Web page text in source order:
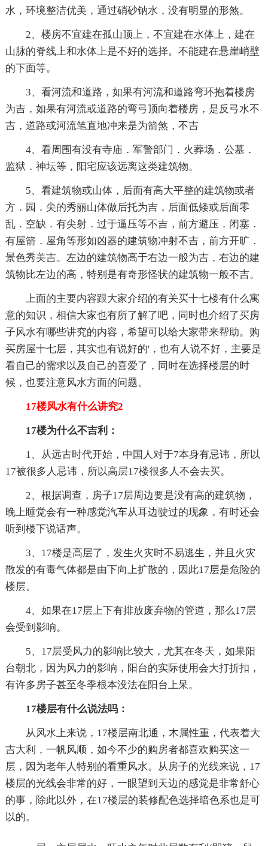
水，环境整洁优美，通过硝砂钠水，没有明显的形煞。
2、楼房不宜建在孤山顶上，不宜建在水体上，建在
山脉的脊线上和水体上是不好的选择。不能建在悬崖峭壁
的下面等。
3、看河流和道路，如果有河流和道路弯环抱着楼房
为吉，如果有河流或道路的弯弓顶向着楼房，是反弓水不
吉，道路或河流笔直地冲来是为箭煞，不吉
4、看周围有没有寺庙．军警部门．火葬场．公墓．
监狱．神坛等，阳宅应该远离这类建筑物。
5、看建筑物或山体，后面有高大平整的建筑物或者
方．园．尖的秀丽山体做后托为吉，后面低矮或后面零
乱．空缺．有尖射．过于逼压等不吉，前方避压．闭塞．
有屋箭．屋角等形如凶器的建筑物冲射不吉，前方开旷．
景色秀美吉。左边的建筑物高于右边一般为吉，右边的建
筑物比左边的高，特别是有奇形怪状的建筑物一般不吉。
上面的主要内容跟大家介绍的有关买十七楼有什么寓
意的知识，相信大家也有所了解了吧，同时也介绍了买房
子风水有哪些讲究的内容，希望可以给大家带来帮助。购
买房屋十七层，其实也有说好的'，也有人说不好，主要是
看自己的需求以及自己的喜爱了，同时在选择楼层的时
候，也要注意风水方面的问题。
17楼风水有什么讲究2
17楼为什么不吉利：
1、从远古时代开始，中国人对于7本身有忌讳，所以
17被很多人忌讳，所以高层17楼很多人不会去买。
2、根据调查，房子17层周边要是没有高的建筑物，
晚上睡觉会有一种感觉汽车从耳边驶过的现象，有时还会
听到楼下说话声。
3、17楼是高层了，发生火灾时不易逃生，并且火灾
散发的有毒气体都是由下向上扩散的，因此17层是危险的
楼层。
4、如果在17层上下有排放废弃物的管道，那么17层
会受到影响。
5、17层受风力的影响比较大，尤其在冬天，如果阳
台朝北，因为风力的影响，阳台的实际使用会大打折扣，
有许多房子甚至冬季根本没法在阳台上呆。
17楼层有什么说法吗：
从风水上来说，17楼层南北通，木属性重，代表着大
吉大利，一帆风顺，如今不少的购房者都喜欢购买这一
层，因为老年人特别的看重风水。从房子的光线来说，17
楼层的光线会非常的好，一眼望到天边的感觉是非常舒心
的事，除此以外，在17楼层的装修配色选择暗色系也是可
以的。